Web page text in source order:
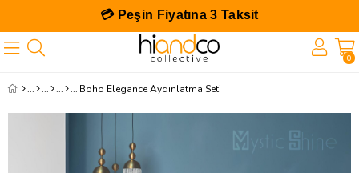
💳 Peşin Fiyatına 3 Taksit
0
Boho Elegance Aydınlatma Seti